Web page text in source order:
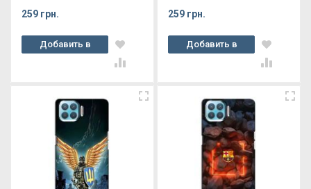
259 грн.
Добавить в
корзину
259 грн.
Добавить в
корзину